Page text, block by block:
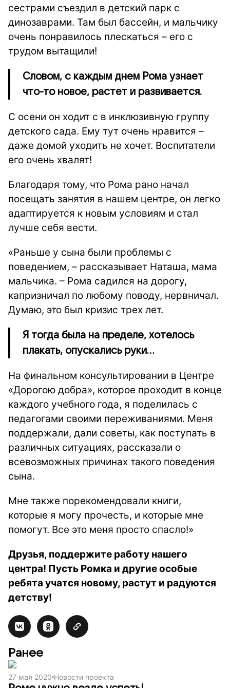
сестрами съездил в детский парк с
динозаврами. Там был бассейн, и мальчику
очень понравилось плескаться – его с
трудом вытащили!
Словом, с каждым днем Рома узнает
что-то новое, растет и развивается.
С осени он ходит с в инклюзивную группу
детского сада. Ему тут очень нравится –
даже домой уходить не хочет. Воспитатели
его очень хвалят!
Благодаря тому, что Рома рано начал
посещать занятия в нашем центре, он легко
адаптируется к новым условиям и стал
лучше себя вести.
«Раньше у сына были проблемы с
поведением, – рассказывает Наташа, мама
мальчика. – Рома садился на дорогу,
капризничал по любому поводу, нервничал.
Думаю, это был кризис трех лет.
Я тогда была на пределе, хотелось
плакать, опускались руки…
На финальном консультировании в Центре
«Дорогою добра», которое проходит в конце
каждого учебного года, я поделилась с
педагогами своими переживаниями. Меня
поддержали, дали советы, как поступать в
различных ситуациях, рассказали о
всевозможных причинах такого поведения
сына.
Мне также порекомендовали книги,
которые я могу прочесть, и которые мне
помогут. Все это меня просто спасло!»
Друзья, поддержите работу нашего
центра! Пусть Ромка и другие особые
ребята учатся новому, растут и радуются
детству!
Ранее
27 мая 2020 Новости проекта